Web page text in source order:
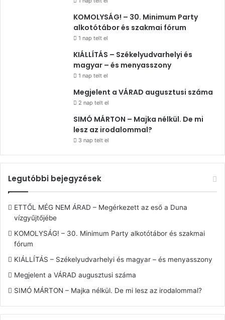
KOMOLYSÁG! – 30. Minimum Party
alkotótábor és szakmai fórum
1 nap telt el
KIÁLLÍTÁS – Székelyudvarhelyi és
magyar – és menyasszony
1 nap telt el
Megjelent a VÁRAD augusztusi száma
2 nap telt el
SIMÓ MÁRTON – Majka nélkül. De mi
lesz az irodalommal?
3 nap telt el
Legutóbbi bejegyzések
ETTŐL MÉG NEM ÁRAD – Megérkezett az eső a Duna
vízgyűjtőjébe
KOMOLYSÁG! – 30. Minimum Party alkotótábor és szakmai
fórum
KIÁLLÍTÁS – Székelyudvarhelyi és magyar – és menyasszony
Megjelent a VÁRAD augusztusi száma
SIMÓ MÁRTON – Majka nélkül. De mi lesz az irodalommal?